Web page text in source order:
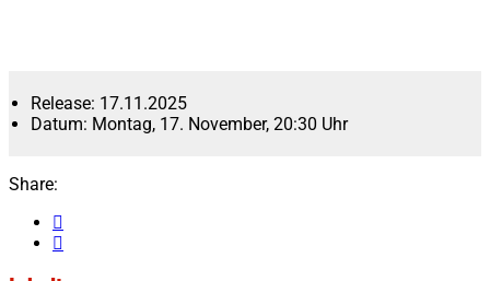
Release: 17.11.2025
Datum: Montag, 17. November, 20:30 Uhr
Share: